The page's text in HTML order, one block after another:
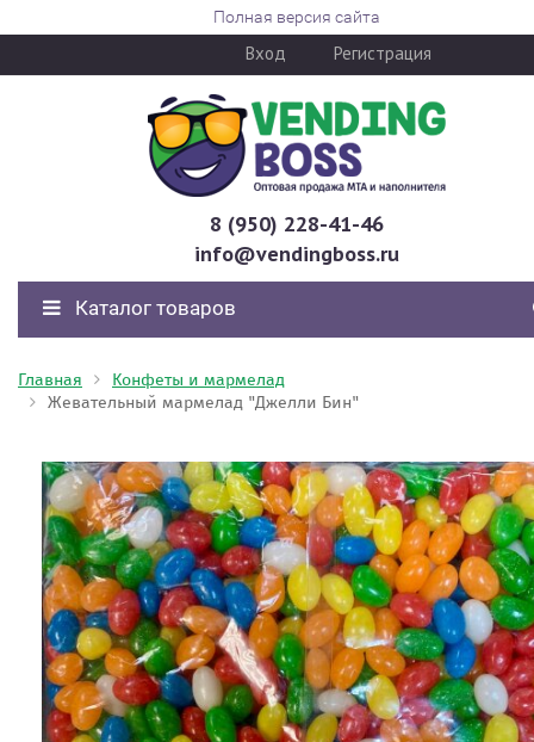
Полная версия сайта
Вход Регистрация
8 (950) 228-41-46
info@vendingboss.ru
Каталог товаров
Главная
Конфеты и мармелад
Жевательный мармелад "Джелли Бин"